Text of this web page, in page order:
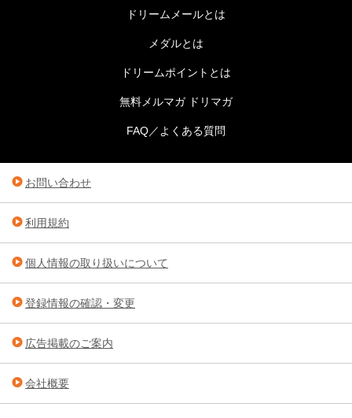
ドリームメールとは
メダルとは
ドリームポイントとは
無料メルマガ ドリマガ
FAQ／よくある質問
お問い合わせ
利用規約
個人情報の取り扱いについて
登録情報の確認・変更
広告掲載のご案内
会社概要